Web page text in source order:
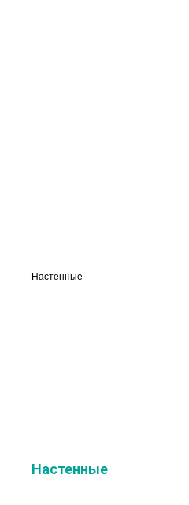
Настенные
Настенные